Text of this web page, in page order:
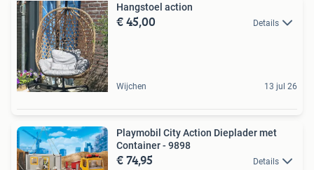
Hangstoel action
€ 45,00 Details
Wijchen 13 jul 26
Playmobil City Action Dieplader met
Container - 9898
€ 74,95 Details